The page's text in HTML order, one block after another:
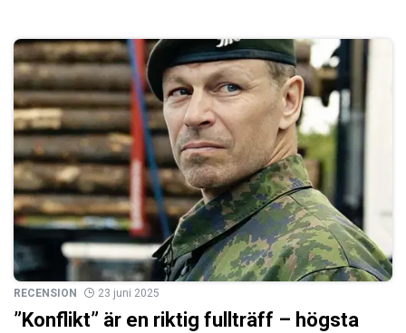
RECENSION 23 juni 2025
”Konflikt” är en riktig fullträff – högsta